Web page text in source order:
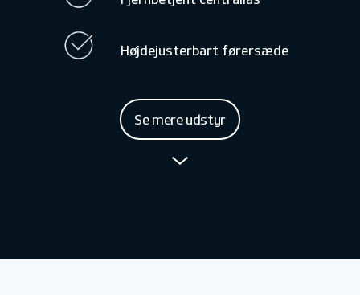
Højdejusterbart førersæde
Se mere udstyr